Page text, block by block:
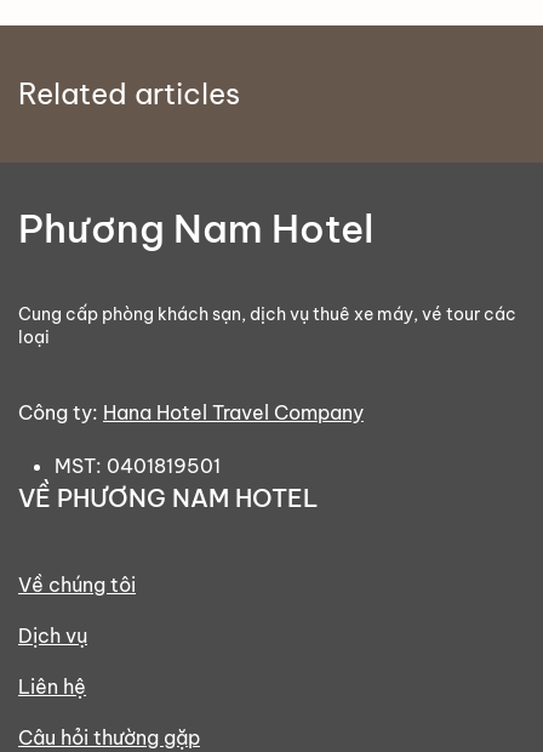
Related articles
Phương Nam Hotel
Cung cấp phòng khách sạn, dịch vụ thuê xe máy, vé tour các
loại
Công ty: Hana Hotel Travel Company
MST: 0401819501
VỀ PHƯƠNG NAM HOTEL
Về chúng tôi
Dịch vụ
Liên hệ
Câu hỏi thường gặp